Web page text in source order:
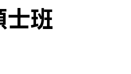
士班